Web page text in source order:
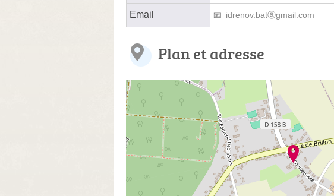
Email idrenov.batⓐgmail.com
Plan et adresse